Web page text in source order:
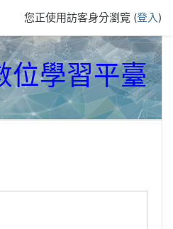
您正使用訪客身分瀏覽 (登入)
位學習平臺